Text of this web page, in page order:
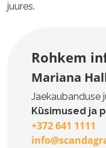
juures.
Rohkem
Mariana
Jaekaubanduse
Küsimused ja
+372 641 1111